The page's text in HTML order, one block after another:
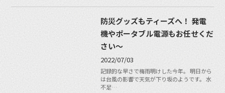
防災グッズもティーズへ！ 発電
機やポータブル電源もお任せくだ
さい〜
2022/07/03
記録的な早さで梅雨明けした今年。 明日から
は台風の影響で天気が下り坂のようです。 水
不足…